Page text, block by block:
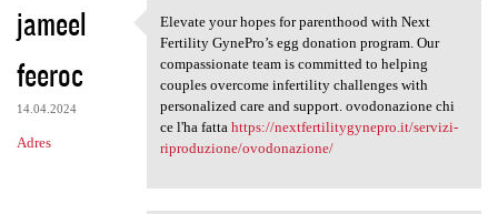
jameel
feeroc
14.04.2024
Adres
Elevate your hopes for
Elevate your hopes for parenthood with Next
Fertility GynePro’s egg donation program. Our
compassionate team is committed to helping
couples overcome infertility challenges with
personalized care and support. ovodonazione chi
ce l'ha fatta https://nextfertilitygynepro.it/servizi-
riproduzione/ovodonazione/